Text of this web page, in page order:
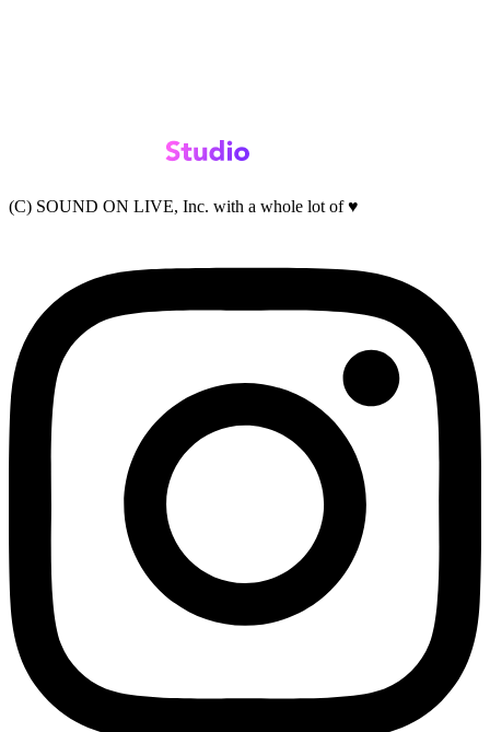
(C) SOUND ON LIVE, Inc. with a whole lot of ♥